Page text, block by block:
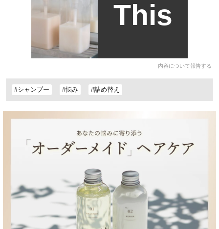
This
内容について報告する
#シャンプー #悩み #詰め替え